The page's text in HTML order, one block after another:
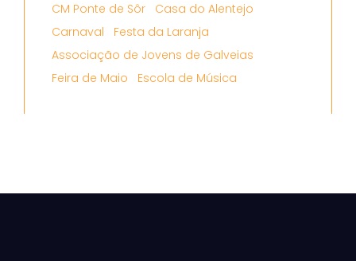
CM Ponte de Sôr
Casa do Alentejo
Carnaval
Festa da Laranja
Associação de Jovens de Galveias
Feira de Maio
Escola de Música